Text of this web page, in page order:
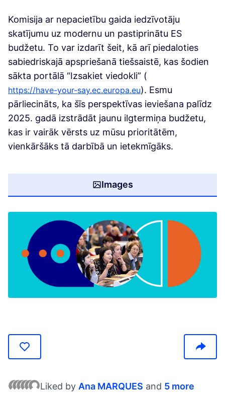
Komisija ar nepacietību gaida iedzīvotāju
skatījumu uz modernu un pastiprinātu ES
budžetu. To var izdarīt šeit, kā arī piedaloties
sabiedriskajā apspriešanā tiešsaistē, kas šodien
sākta portālā “Izsakiet viedokli” (
https://have-your-say.ec.europa.eu(Ārēja saite)
(Ārēja saite)
). Esmu
pārliecināts, ka šīs perspektīvas ieviešana palīdz
2025. gadā izstrādāt jaunu ilgtermiņa budžetu,
kas ir vairāk vērsts uz mūsu prioritātēm,
vienkāršāks tā darbībā un ietekmīgāks.
Images
Liked by Ana MARQUES and 5 more